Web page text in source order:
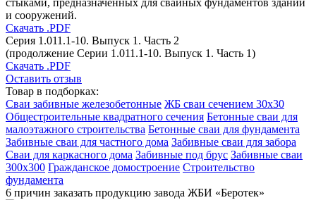
стыками, предназначенных для свайных фундаментов зданий
и сооружений.
Скачать .PDF
Серия 1.011.1-10. Выпуск 1. Часть 2
(продолжение Серии 1.011.1-10. Выпуск 1. Часть 1)
Скачать .PDF
Оставить отзыв
Товар в подборках:
Сваи забивные железобетонные ЖБ сваи сечением 30х30
Общестроительные квадратного сечения Бетонные сваи для
малоэтажного строительства Бетонные сваи для фундамента
Забивные сваи для частного дома Забивные сваи для забора
Сваи для каркасного дома Забивные под брус Забивные сваи
300х300 Гражданское домостроение Строительство
фундамента
6 причин заказать продукцию завода ЖБИ «Беротек»